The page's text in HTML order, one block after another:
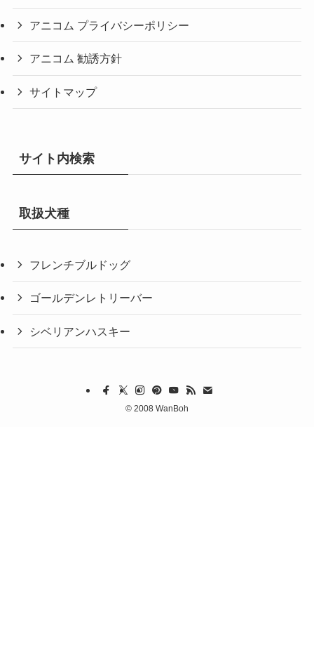
アニコム プライバシーポリシー
アニコム 勧誘方針
サイトマップ
サイト内検索
取扱犬種
フレンチブルドッグ
ゴールデンレトリーバー
シベリアンハスキー
© 2008 WanBoh